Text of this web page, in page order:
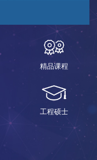
精品课程
工程硕士